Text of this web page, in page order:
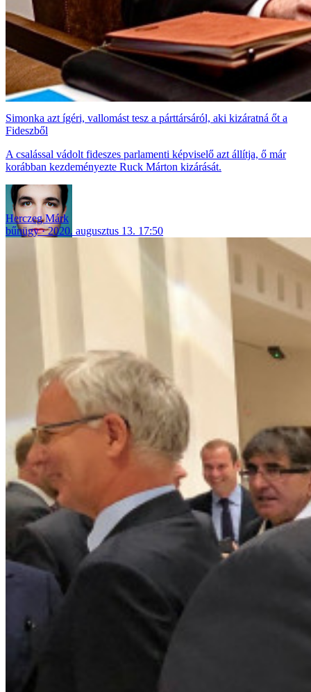
Simonka azt ígéri, vallomást tesz a párttársáról, aki kizáratná őt a
Fideszből
A csalással vádolt fideszes parlamenti képviselő azt állítja, ő már
korábban kezdeményezte Ruck Márton kizárását.
Herczeg Márk
bűnügy
2020. augusztus 13. 17:50